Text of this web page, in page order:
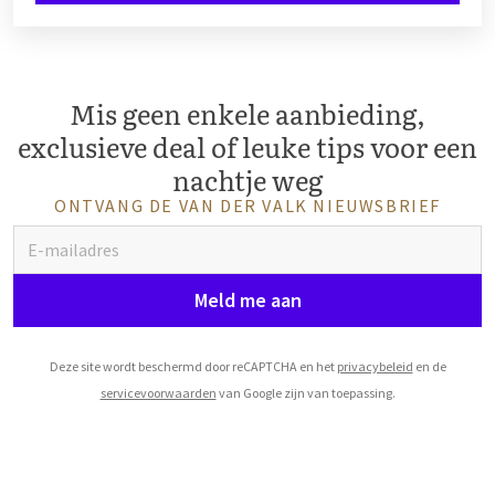
Mis geen enkele aanbieding,
exclusieve deal of leuke tips voor een
nachtje weg
ONTVANG DE VAN DER VALK NIEUWSBRIEF
Meld me aan
Deze site wordt beschermd door reCAPTCHA en het privacybeleid en de
servicevoorwaarden van Google zijn van toepassing.